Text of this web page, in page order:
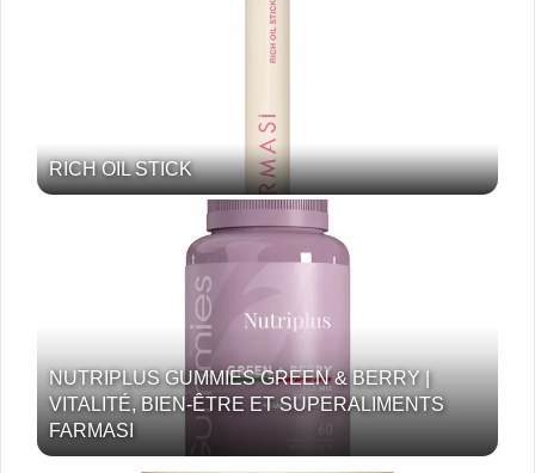
RICH OIL STICK
NUTRIPLUS GUMMIES GREEN & BERRY |
VITALITÉ, BIEN-ÊTRE ET SUPERALIMENTS
FARMASI